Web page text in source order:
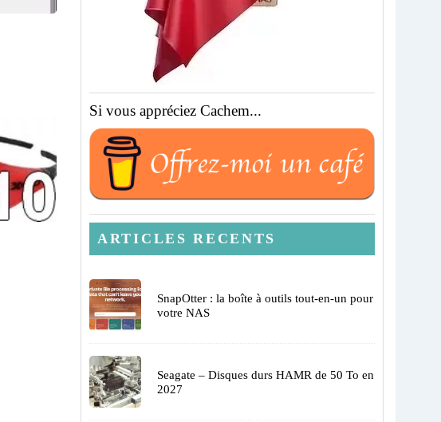
Si vous appréciez Cachem...
ARTICLES RECENTS
SnapOtter : la boîte à outils tout-en-un pour
votre NAS
Seagate – Disques durs HAMR de 50 To en
2027